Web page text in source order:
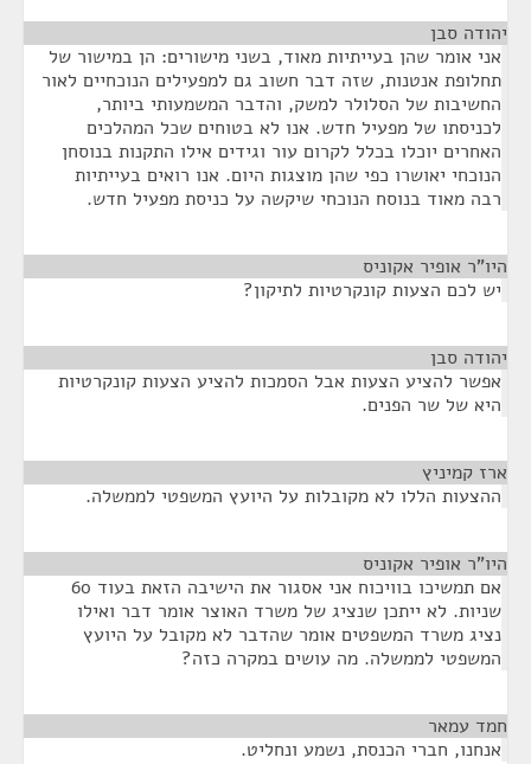
יהודה סבן
אני אומר שהן בעייתיות מאוד, בשני מישורים: הן במישור של
תחלופת אנטנות, שזה דבר חשוב גם למפעילים הנוכחיים לאור
החשיבות של הסלולר למשק, והדבר המשמעותי ביותר,
לכניסתו של מפעיל חדש. אנו לא בטוחים שכל המהלכים
האחרים יוכלו בכלל לקרום עור וגידים אילו התקנות בנוסחן
הנוכחי יאושרו כפי שהן מוצגות היום. אנו רואים בעייתיות
רבה מאוד בנוסח הנוכחי שיקשה על כניסת מפעיל חדש.
היו"ר אופיר אקוניס
יש לכם הצעות קונקרטיות לתיקון?
יהודה סבן
אפשר להציע הצעות אבל הסמכות להציע הצעות קונקרטיות
היא של שר הפנים.
ארז קמיניץ
ההצעות הללו לא מקובלות על היועץ המשפטי לממשלה.
היו"ר אופיר אקוניס
אם תמשיכו בוויכוח אני אסגור את הישיבה הזאת בעוד 60
שניות. לא ייתכן שנציג של משרד האוצר אומר דבר ואילו
נציג משרד המשפטים אומר שהדבר לא מקובל על היועץ
המשפטי לממשלה. מה עושים במקרה כזה?
חמד עמאר
אנחנו, חברי הכנסת, נשמע ונחליט.